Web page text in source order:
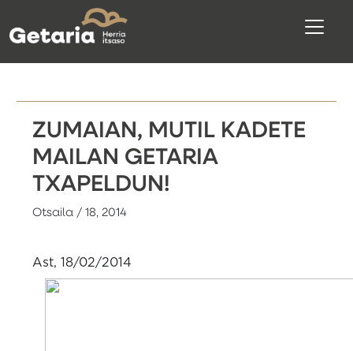
ZUMAIAN, MUTIL KADETE
MAILAN GETARIA
TXAPELDUN!
Otsaila / 18, 2014
Ast, 18/02/2014